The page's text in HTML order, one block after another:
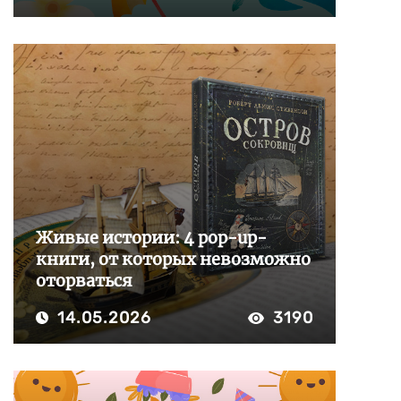
Живые истории: 4 pop-up-
книги, от которых невозможно
оторваться
14.05.2026 3190